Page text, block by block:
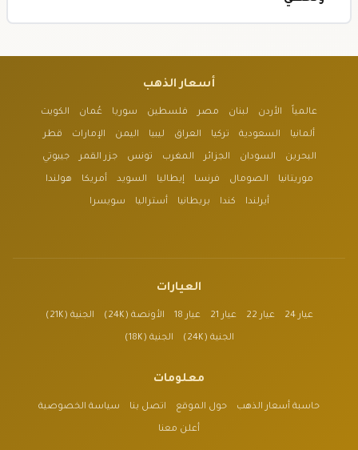
أسعار الذهب
عالمياً الأردن لبنان مصر فلسطين سوريا عُمان الكويت
ألمانيا السعودية تركيا العراق ليبيا اليمن الإمارات قطر
البحرين السودان الجزائر المغرب تونس جزر القمر جيبوتي
موريتانيا الصومال فرنسا إيطاليا السويد أمريكا هولندا
أيرلندا كندا بريطانيا أستراليا سويسرا
العيارات
عيار 24 عيار 22 عيار 21 عيار 18 الأونصة (24K) الجنية (21K)
الجنية (24K) الجنية (18K)
معلومات
حاسبة أسعار الذهب حول الموقع اتصل بنا سياسة الخصوصية
أعلن معنا